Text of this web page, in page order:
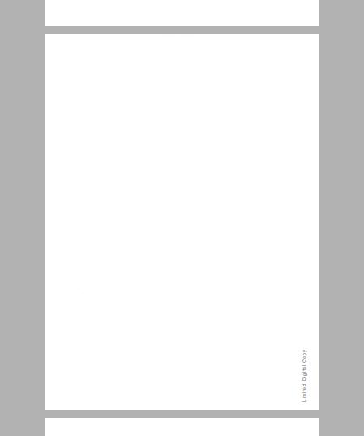
על נוסח "חיי יוסף" ומהדורותיו ... 12